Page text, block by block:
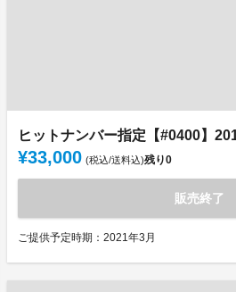
ヒットナンバー指定【#0400】
¥33,000 (税込/送料込)残り0
販売終了
ご提供予定時期：2021年3月